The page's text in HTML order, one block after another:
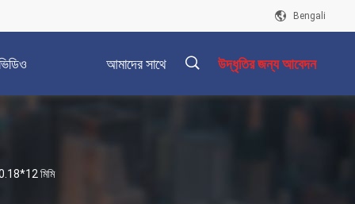
Bengali
আমাদের সাথে উদ্ধৃতির জন্য আবেদন
0.18*12 মিমি